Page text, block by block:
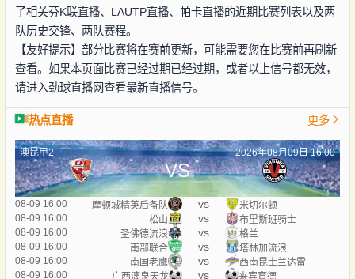
了相关芬K联直播、LAUTP直播、帕卡直播的近期比赛列表以及两
队历史交锋、两队赛程。
【友好提示】部分比赛将在赛前更新，可能需要您在比赛前再刷新
查看。如果本页面比赛已经过期已经过期，或者以上信号都无效，
请进入劲球直播网查看最新直播信号。
热点直播 更多
澳昆甲2 2026年08月09日 16:00
VS
08-09 16:00 摩顿城精英后备队 vs
米切尔顿
08-09 16:00
松山 vs
布里斯班骑士
08-09 16:00
圣佛德流浪 vs
格兰
08-09 16:00
南部联合 vs
塔林加流浪
08-09 16:00
南国老鹰 vs
西南昆士兰达雷
08-09 16:00
广西漓泉天龙 vs
来宾育德